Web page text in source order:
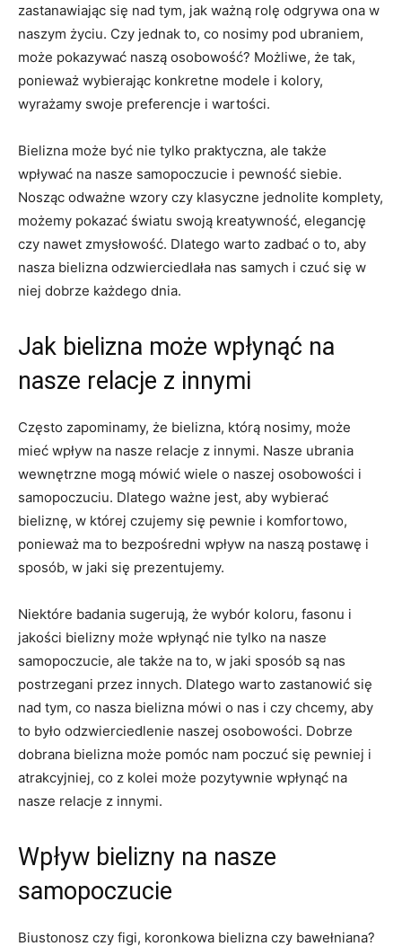
zastanawiając ‌się nad ‌tym, jak ważną rolę odgrywa ona ‌w
naszym życiu. Czy jednak to, co nosimy⁤ pod⁣ ubraniem,
może pokazywać naszą osobowość? Możliwe, że ⁢tak,
ponieważ‍ wybierając konkretne⁢ modele i⁢ kolory,
wyrażamy swoje ‍preferencje i​ wartości.
Bielizna może być nie ‍tylko praktyczna, ale także ​
wpływać na nasze ‍samopoczucie ‍i ​pewność siebie.
Nosząc ‍odważne‌ wzory ⁤czy ‌klasyczne jednolite⁤ komplety,
możemy pokazać światu swoją​ kreatywność,⁢ elegancję⁣
czy nawet ​zmysłowość. Dlatego warto zadbać o ‍to, aby‍
nasza bielizna odzwierciedlała nas samych i czuć się w
‍niej dobrze każdego dnia.
Jak bielizna może wpłynąć na
nasze relacje ‌z innymi
Często⁢ zapominamy, że bielizna, którą nosimy, ⁤może
‌mieć wpływ ​na nasze relacje z innymi. Nasze ubrania
wewnętrzne mogą mówić⁣ wiele⁣ o naszej osobowości i
samopoczuciu. Dlatego ważne jest, aby‌ wybierać
bieliznę,​ w której czujemy się pewnie i komfortowo,
ponieważ⁣ ma to bezpośredni wpływ na naszą postawę⁤ i
sposób, w jaki się prezentujemy.
Niektóre badania sugerują, ⁢że wybór koloru, fasonu i
⁢jakości bielizny może wpłynąć nie tylko ‍na nasze
samopoczucie, ale także na to, w jaki sposób są⁣ nas
postrzegani przez innych.​ Dlatego warto zastanowić się
⁢nad⁢ tym, ⁤co nasza bielizna mówi o nas i czy chcemy, aby​
to było odzwierciedlenie naszej ⁤osobowości. Dobrze⁤
dobrana bielizna ‍może pomóc nam poczuć się pewniej i
atrakcyjniej, co z kolei może pozytywnie wpłynąć na⁢
nasze ​relacje z innymi.
Wpływ ‍bielizny na nasze
samopoczucie
Biustonosz czy figi,​ koronkowa bielizna‌ czy bawełniana? ​